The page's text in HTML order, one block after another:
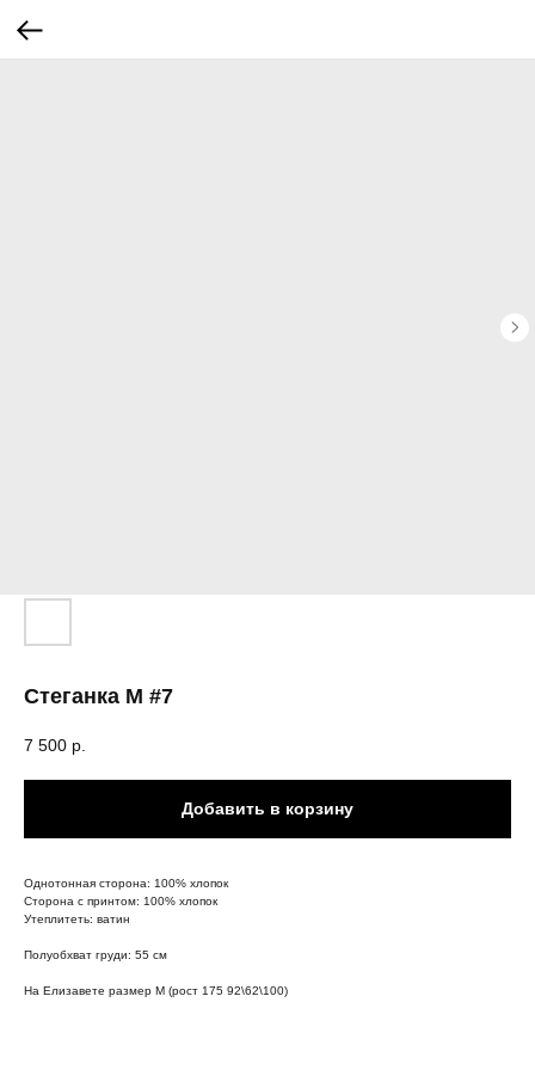
Стеганка M #7
7 500 р.
Добавить в корзину
Однотонная сторона: 100% хлопок
Сторона с принтом: 100% хлопок
Утеплитеть: ватин
Полуобхват груди: 55 см
На Елизавете размер М (рост 175 92\62\100)